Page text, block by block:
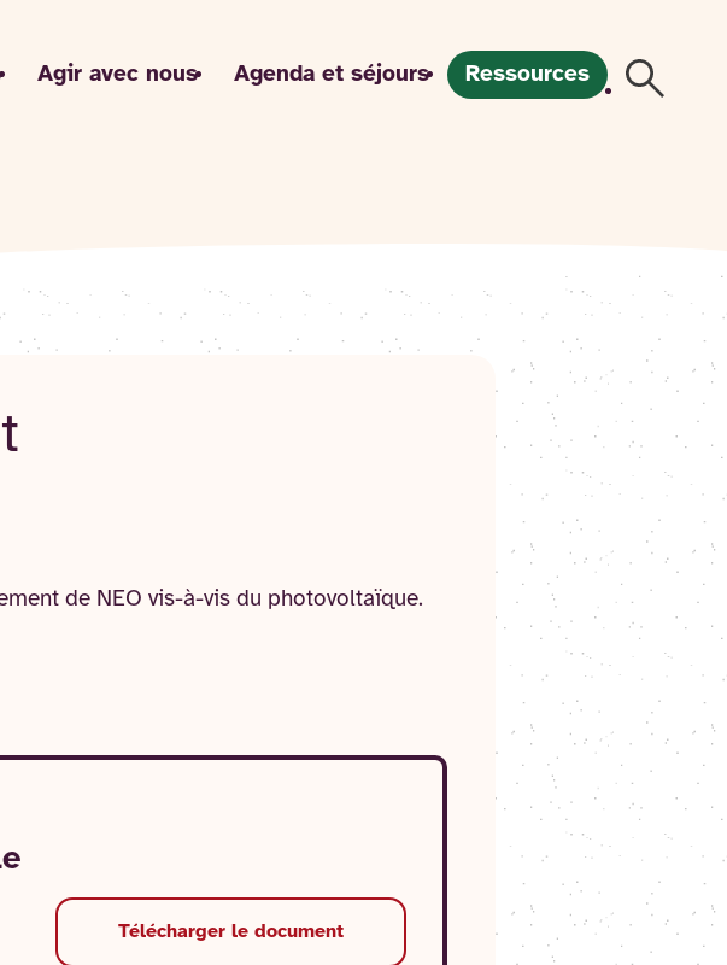
Agir avec nous Agenda et séjours Ressources
de NEO vis-à-vis du photovoltaïque.
Télécharger le document